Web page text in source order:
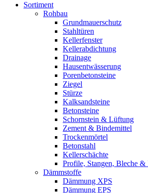
Sortiment
Rohbau
Grundmauerschutz
Stahltüren
Kellerfenster
Kellerabdichtung
Drainage
Hausentwässerung
Porenbetonsteine
Ziegel
Stürze
Kalksandsteine
Betonsteine
Schornstein & Lüftung
Zement & Bindemittel
Trockenmörtel
Betonstahl
Kellerschächte
Profile, Stangen, Bleche &
Dämmstoffe
Dämmung XPS
Dämmung EPS